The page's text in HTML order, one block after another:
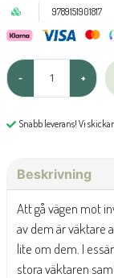
9789151901817
- +
Snabb leverans! Vi
Beskrivning
Att gå vägen mot
av dem är väktare
lite om dem. I
stora väktaren